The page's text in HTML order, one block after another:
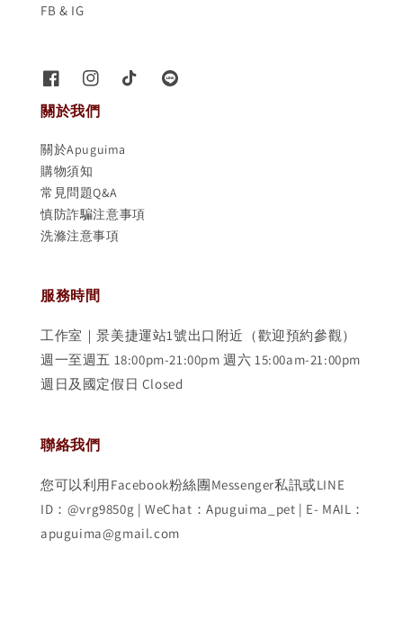
FB & IG
關於我們
關於Apuguima
購物須知
常見問題Q&A
慎防詐騙注意事項
洗滌注意事項
服務時間
工作室｜景美捷運站1號出口附近（歡迎預約參觀）
週一至週五 18:00pm-21:00pm 週六 15:00am-21:00pm
週日及國定假日 Closed
聯絡我們
您可以利用Facebook粉絲團Messenger私訊或LINE
ID：@vrg9850g | WeChat：Apuguima_pet | E- MAIL：
apuguima@gmail.com